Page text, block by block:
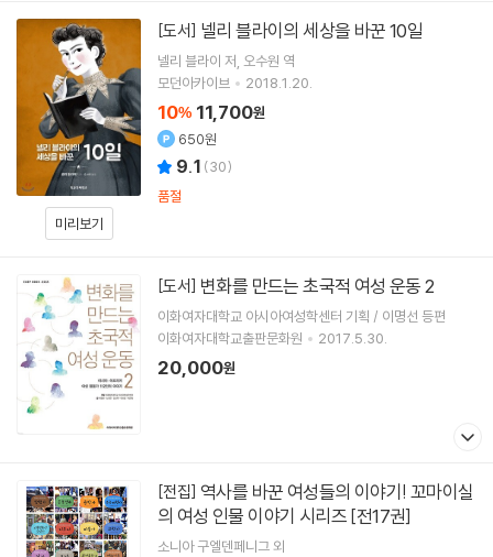
미리보기
[도서] 넬리 블라이의 세상을 바꾼 10일
넬리 블라이 저 오수원 역
모던아카이브
2018.1.20.
10% 11,700원
650원
9.1 (30)
품절
[도서] 변화를 만드는 초국적 여성 운동 2
이화여자대학교 아시아여성학센터 기획 / 이명선 등편
이화여자대학교출판문화원
2017.5.30.
20,000원
[전집]
의 여성 인물 이야기 시리즈 [전17권]
소니아 구엘덴페니그 외